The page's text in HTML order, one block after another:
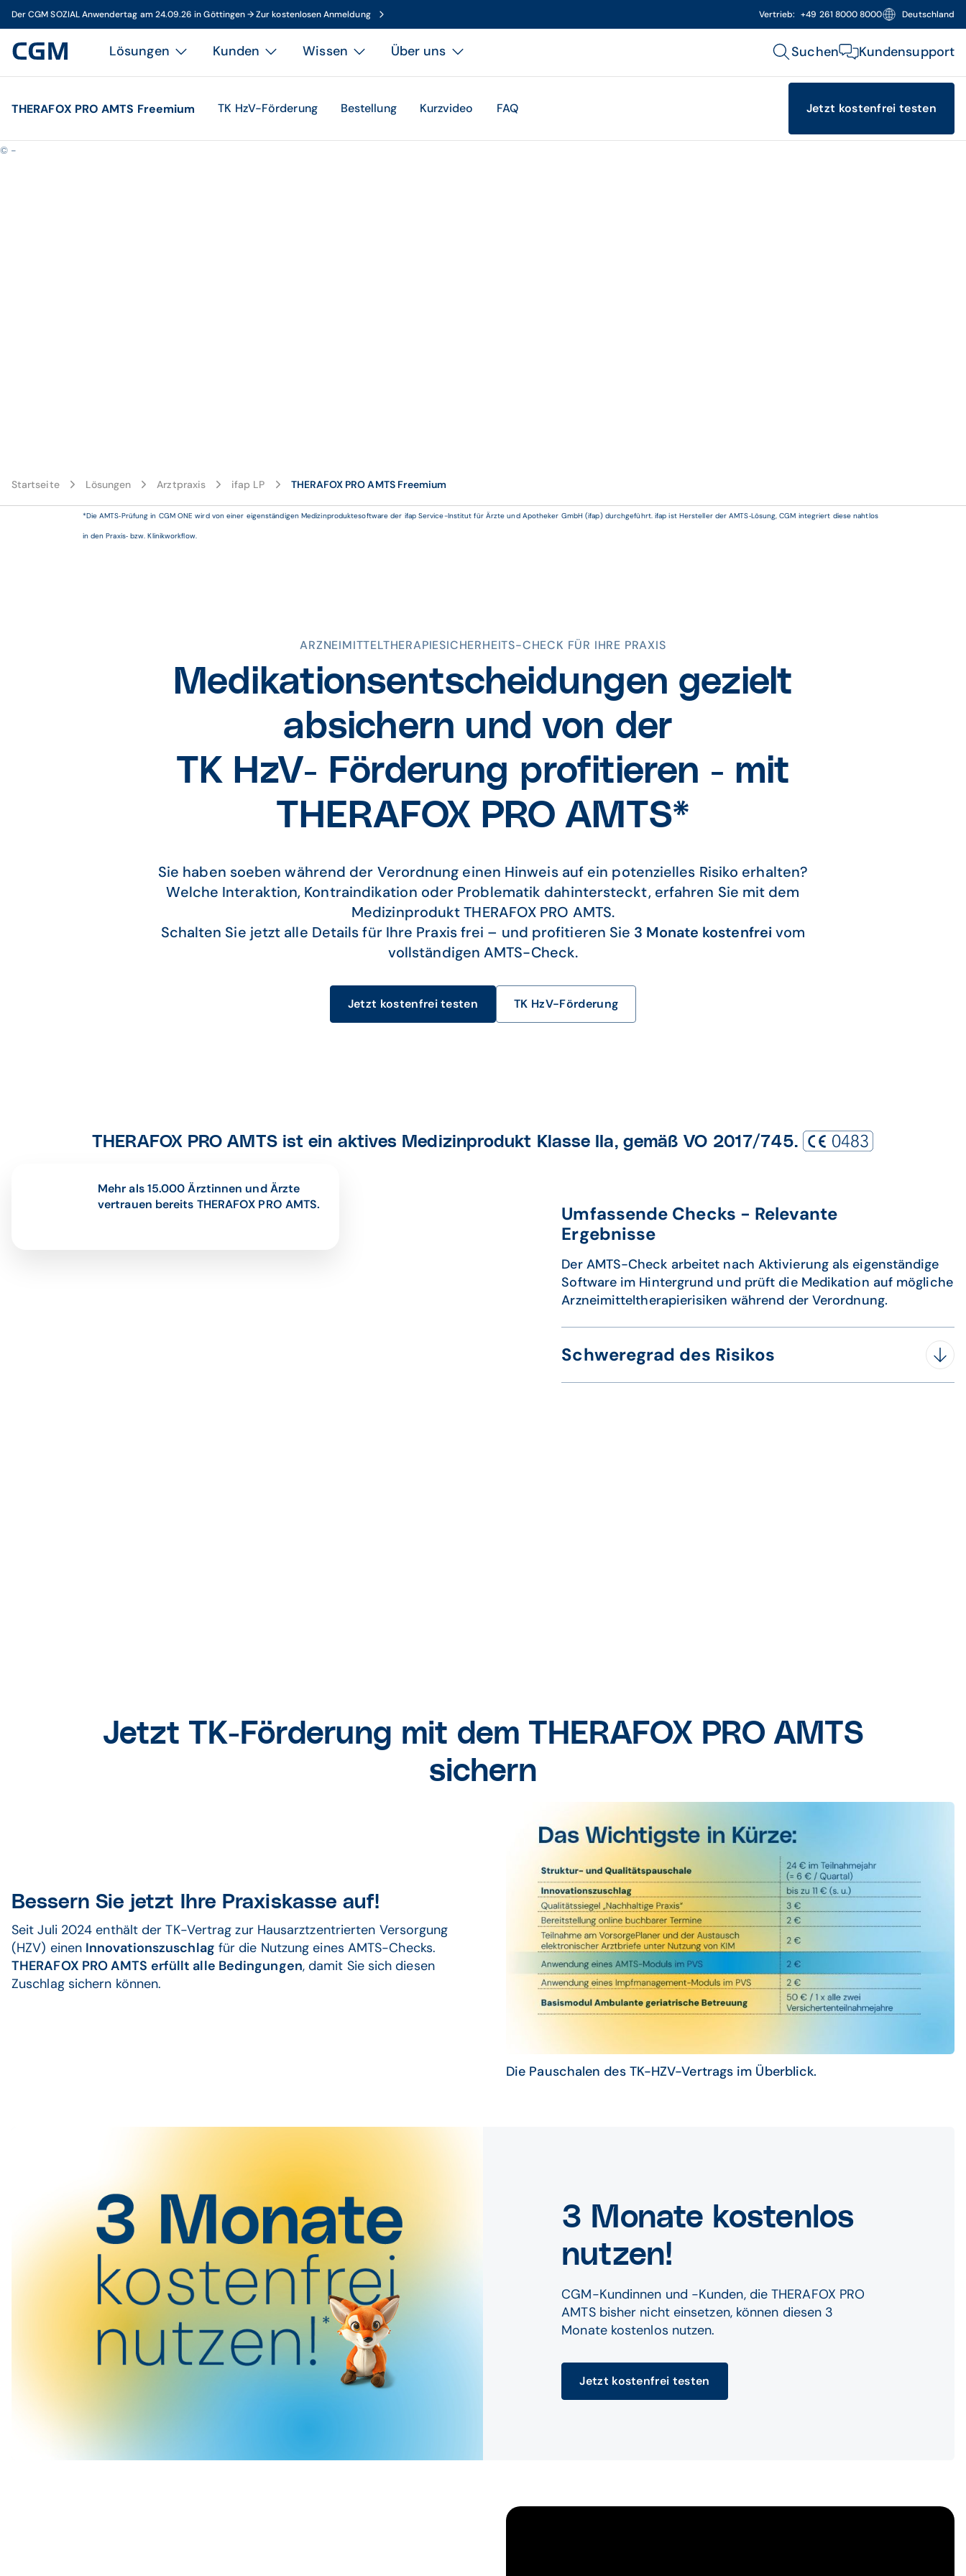
Der CGM SOZIAL Anwendertag am 24.09.26 in Göttingen → Zur kostenlosen Anmeldung Vertrieb: +49 261 8000 8000 Deutschland
Lösungen Kunden Wissen Über uns Suchen Kundensupport
THERAFOX PRO AMTS Freemium Kurzvideo
Bestellung
TK HzV-Förderung FAQ Jetzt kostenfrei testen
© -
Startseite Lösungen Arztpraxis ifap LP THERAFOX PRO AMTS Freemium
*Die AMTS‑Prüfung in CGM ONE wird von einer eigenständigen Medizinproduktesoftware der ifap Service-Institut für Ärzte und Apotheker GmbH (ifap) durchgeführt. ifap ist Hersteller der AMTS‑Lösung, CGM integriert diese nahtlos
in den Praxis‑ bzw. Klinikworkflow.
ARZNEIMITTELTHERAPIESICHERHEITS-CHECK FÜR IHRE PRAXIS
Medikationsentscheidungen gezielt
absichern und von der
TK HzV- Förderung profitieren - mit
THERAFOX PRO AMTS*
Sie haben soeben während der Verordnung einen Hinweis auf ein potenzielles Risiko erhalten?
Welche Interaktion, Kontraindikation oder Problematik dahintersteckt, erfahren Sie mit dem
Medizinprodukt THERAFOX PRO AMTS.
Schalten Sie jetzt alle Details für Ihre Praxis frei – und profitieren Sie 3 Monate kostenfrei vom
vollständigen AMTS-Check.
Jetzt kostenfrei testen TK HzV-Förderung
THERAFOX PRO AMTS ist ein aktives Medizinprodukt Klasse IIa, gemäß VO 2017/745.
Mehr als 15.000 Ärztinnen und Ärzte
vertrauen bereits THERAFOX PRO AMTS.
Umfassende Checks - Relevante
Ergebnisse
Der AMTS-Check arbeitet nach Aktivierung als eigenständige
Software im Hintergrund und prüft die Medikation auf mögliche
Arzneimitteltherapierisiken während der Verordnung.
Schweregrad des Risikos
Jetzt TK-Förderung mit dem THERAFOX PRO AMTS
sichern
Bessern Sie jetzt Ihre Praxiskasse auf!
Seit Juli 2024 enthält der TK-Vertrag zur Hausarztzentrierten Versorgung
(HZV) einen Innovationszuschlag für die Nutzung eines AMTS-Checks.
THERAFOX PRO AMTS erfüllt alle Bedingungen, damit Sie sich diesen
Zuschlag sichern können.
Die Pauschalen des TK-HZV-Vertrags im Überblick.
3 Monate kostenlos
nutzen!
CGM-Kundinnen und -Kunden, die THERAFOX PRO
AMTS bisher nicht einsetzen, können diesen 3
Monate kostenlos nutzen.
Jetzt kostenfrei testen